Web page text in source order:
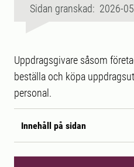
Sidan granskad: 2026-
Uppdragsgivare såsom
beställa och köpa
personal.
Innehåll på sidan